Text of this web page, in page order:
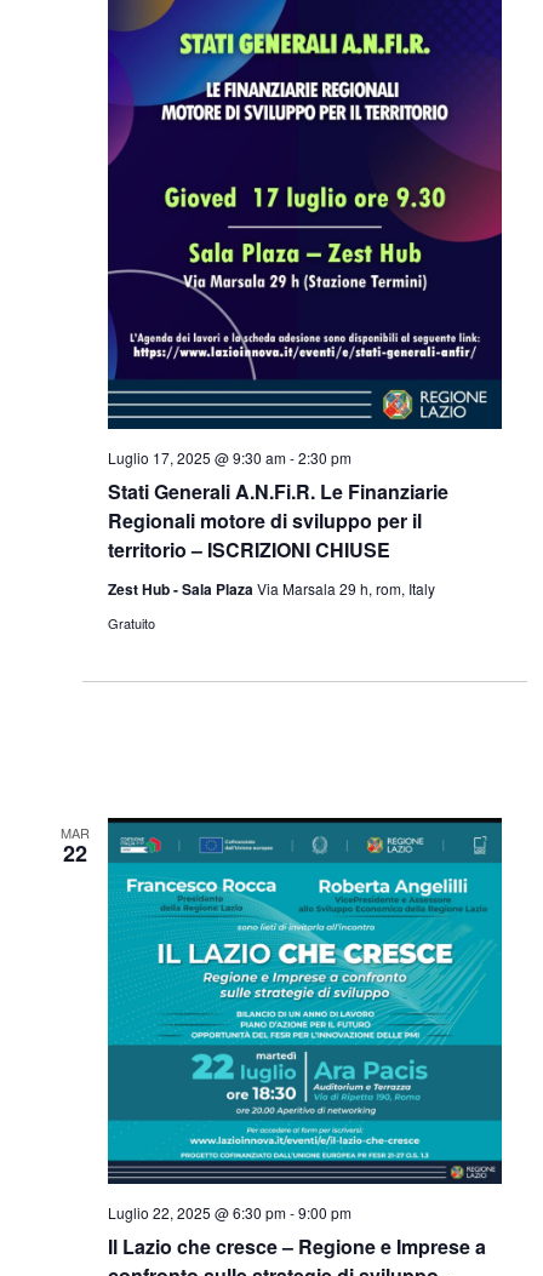
Stati Generali A.N.Fi.R. Le Finanziarie
Regionali motore di sviluppo per il
territorio – ISCRIZIONI CHIUSE
Luglio 17, 2025 @ 9:30 am-2:30 pm
Zest Hub - Sala PlazaVia Marsala 29 h, rom, Italy
Gratuito
MAR
22
Il Lazio che cresce – Regione e Imprese a
Luglio 22, 2025 @ 6:30 pm-9:00 pm